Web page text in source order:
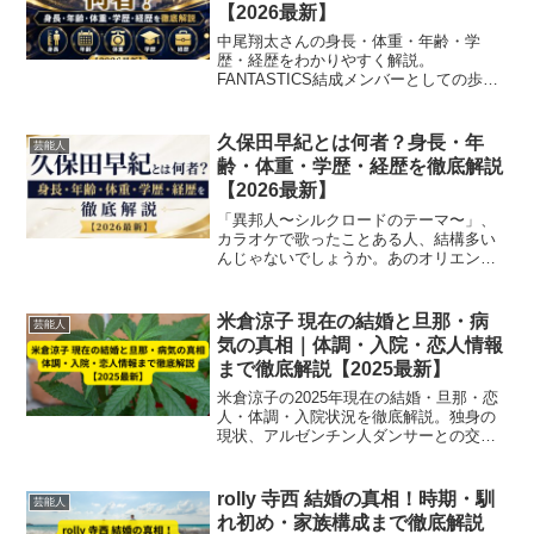
【2026最新】
中尾翔太さんの身長・体重・年齢・学
歴・経歴をわかりやすく解説。
FANTASTICS結成メンバーとしての歩み
芸能人
久保田早紀とは何者？身長・年
齢・体重・学歴・経歴を徹底解説
【2026最新】
「異邦人〜シルクロードのテーマ〜」、
カラオケで歌ったことある人、結構多い
んじゃないでしょうか。あのオリエンタ
「本名って何だっけ？」って聞かれる
と、案外みんな答えられない...
芸能人
米倉涼子 現在の結婚と旦那・病
気の真相｜体調・入院・恋人情報
まで徹底解説【2025最新】
米倉涼子の2025年現在の結婚・旦那・恋
人・体調・入院状況を徹底解説。独身の
現状、アルゼンチン人ダンサーとの交
芸能人
rolly 寺西 結婚の真相！時期・馴
れ初め・家族構成まで徹底解説